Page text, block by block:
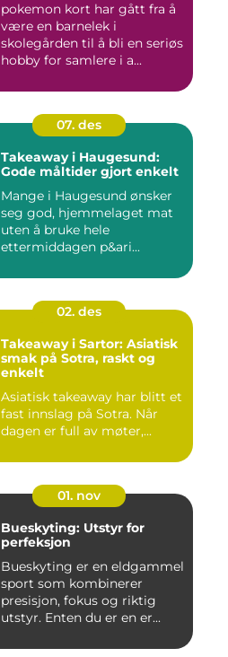
pokemon kort har gått fra å
være en barnelek i
skolegården til å bli en seriøs
hobby for samlere i a...
07. des
Takeaway i Haugesund:
Gode måltider gjort enkelt
Mange i Haugesund ønsker
seg god, hjemmelaget mat
uten å bruke hele
ettermiddagen p&ari...
02. des
Takeaway i Sartor: Asiatisk
smak på Sotra, raskt og
enkelt
Asiatisk takeaway har blitt et
fast innslag på Sotra. Når
dagen er full av møter,...
01. nov
Bueskyting: Utstyr for
perfeksjon
Bueskyting er en eldgammel
sport som kombinerer
presisjon, fokus og riktig
utstyr. Enten du er en er...